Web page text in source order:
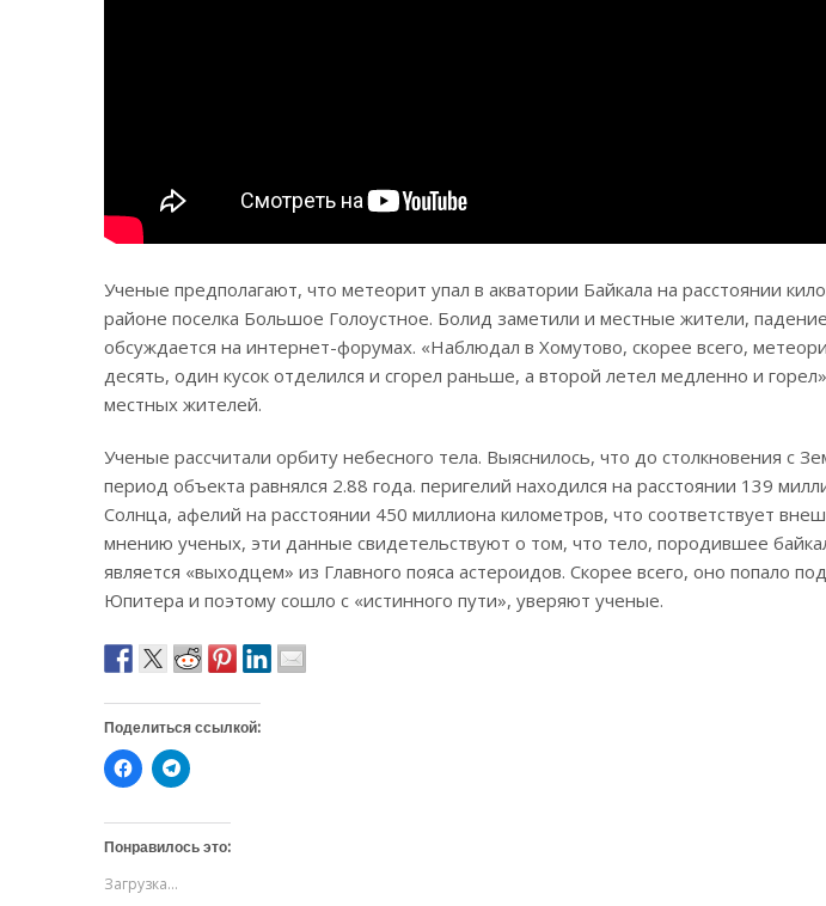
Ученые предполагают, что метеорит упал в акватории Байкала на расстоянии
районе поселка Большое Голоустное. Болид заметили и местные жители,
обсуждается на интернет-форумах. «Наблюдал в Хомутово, скорее всего,
десять, один кусок отделился и сгорел раньше, а второй летел медленно и
местных жителей.
Ученые рассчитали орбиту небесного тела. Выяснилось, что до столкновения с
период объекта равнялся 2.88 года. перигелий находился на расстоянии 139
Солнца, афелий на расстоянии 450 миллиона километров, что соответствует
мнению ученых, эти данные свидетельствуют о том, что тело, породившее
является «выходцем» из Главного пояса астероидов. Скорее всего, оно попало
Юпитера и поэтому сошло с «истинного пути», уверяют ученые.
Поделиться ссылкой:
Н
а
и
т
е
ч
Н
а
и
т
е
Понравилось это:
Загрузка...